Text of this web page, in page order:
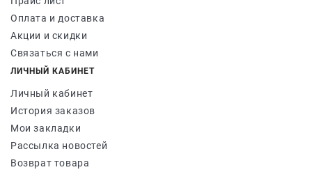
Оплата и доставка
Акции и скидки
Связаться с нами
ЛИЧНЫЙ КАБИНЕТ
Личный кабинет
История заказов
Мои закладки
Рассылка новостей
Возврат товара